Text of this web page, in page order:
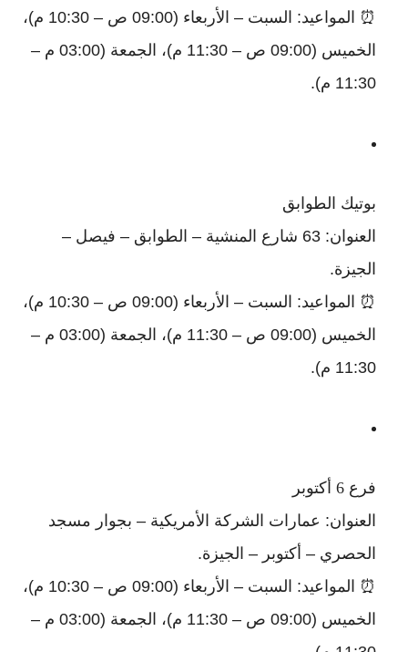
⏰ المواعيد: السبت – الأربعاء (09:00 ص – 10:30 م)،
الخميس (09:00 ص – 11:30 م)، الجمعة (03:00 م –
11:30 م).
بوتيك الطوابق
العنوان: 63 شارع المنشية – الطوابق – فيصل –
الجيزة.
⏰ المواعيد: السبت – الأربعاء (09:00 ص – 10:30 م)،
الخميس (09:00 ص – 11:30 م)، الجمعة (03:00 م –
11:30 م).
فرع 6 أكتوبر
العنوان: عمارات الشركة الأمريكية – بجوار مسجد
الحصري – أكتوبر – الجيزة.
⏰ المواعيد: السبت – الأربعاء (09:00 ص – 10:30 م)،
الخميس (09:00 ص – 11:30 م)، الجمعة (03:00 م –